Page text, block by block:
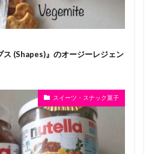
ス (Shapes)』のオージーレジェン
スイーツ・スナック菓子